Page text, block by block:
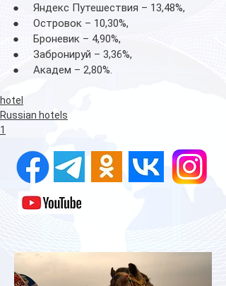
●     Яндекс Путешествия – 13,48%,
●     Островок – 10,30%,
●     Броневик – 4,90%,
●     Забронируй – 3,36%,
●     Академ – 2,80%.
hotel
Russian hotels
1